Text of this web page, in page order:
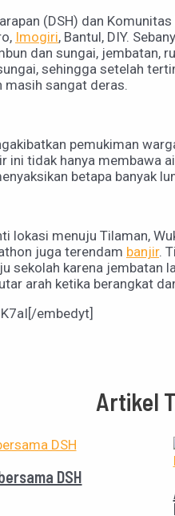
(DSH) dan
Imogiri, Bantul, DIY.
dan sungai, jembatan,
sehingga setelah
masih sangat deras.
pemukiman
tidak hanya membawa
betapa banyak
lokasi menuju Tilaman,
juga terendam banjir.
sekolah karena jembatan
arah ketika berangkat
embedyt]
Artikel
DSH